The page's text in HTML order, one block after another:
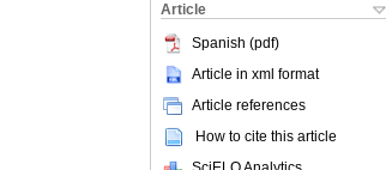
Article
Spanish (pdf)
Article in xml format
Article references
How to cite this article